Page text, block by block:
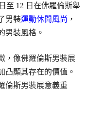
至 12 日在佛羅倫斯舉
男裝運動休閒風尚 ，
男裝風格。
，像佛羅倫斯男裝展
凸顯其存在的價值。
倫斯男裝展意義重